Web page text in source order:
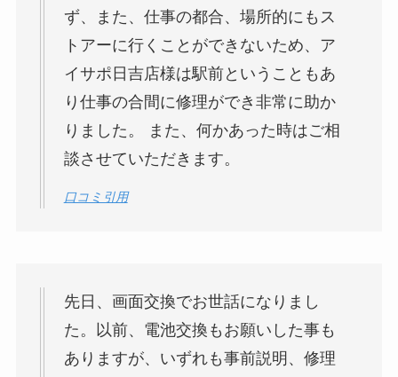
ず、また、仕事の都合、場所的にもス
トアーに行くことができないため、ア
イサポ日吉店様は駅前ということもあ
り仕事の合間に修理ができ非常に助か
りました。 また、何かあった時はご相
談させていただきます。
口コミ引用
先日、画面交換でお世話になりまし
た。以前、電池交換もお願いした事も
ありますが、いずれも事前説明、修理